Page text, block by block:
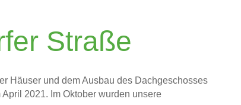
Straße
Häuser und dem Ausbau des Dachgeschosses
2021. Im Oktober wurden unsere